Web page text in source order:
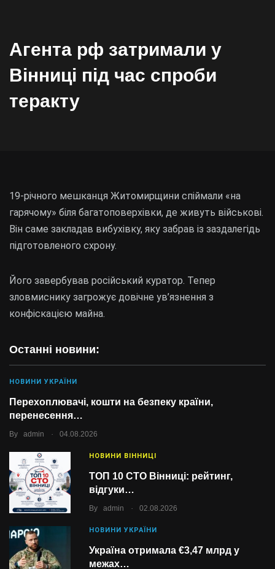
Агента рф затримали у
Вінниці під час спроби
теракту
Останні новини:
НОВИНИ УКРАЇНИ
Перехоплювачі, кошти на безпеку країни,
перенесення…
By admin . 04.08.2026
НОВИНИ ВІННИЦІ
ТОП 10 СТО Вінниці: рейтинг,
відгуки…
By admin . 02.08.2026
НОВИНИ УКРАЇНИ
Україна отримала €3,47 млрд у
межах…
19-річного мешканця Житомирщини спіймали «на
гарячому» біля багатоповерхівки, де живуть військові.
Він саме закладав вибухівку, яку забрав із заздалегідь
підготовленого схрону.
Його завербував російський куратор. Тепер
зловмиснику загрожує довічне ув’язнення з
конфіскацією майна.